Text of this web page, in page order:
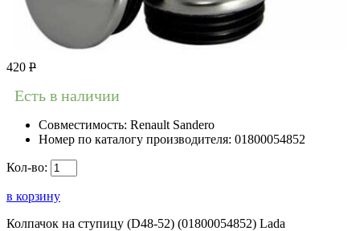
420 Р
Есть в наличии
Совместимость: Renault Sandero
Номер по каталогу производителя: 01800054852
Кол-во:
в корзину
Колпачок на ступицу (D48-52) (01800054852) Lada